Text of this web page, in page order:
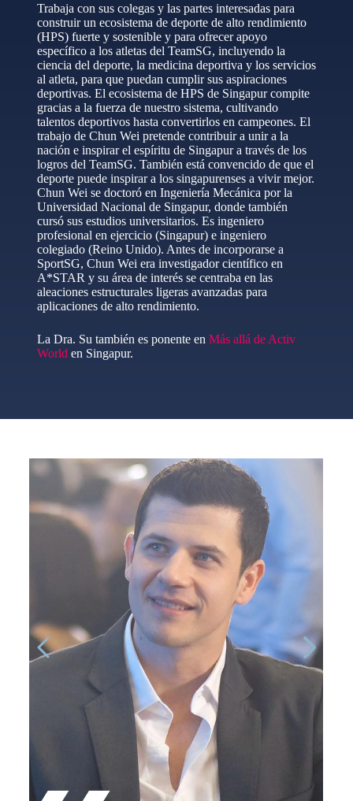
Trabaja con sus colegas y las partes interesadas para
construir un ecosistema de deporte de alto rendimiento
(HPS) fuerte y sostenible y para ofrecer apoyo
específico a los atletas del TeamSG, incluyendo la
ciencia del deporte, la medicina deportiva y los servicios
al atleta, para que puedan cumplir sus aspiraciones
deportivas. El ecosistema de HPS de Singapur compite
gracias a la fuerza de nuestro sistema, cultivando
talentos deportivos hasta convertirlos en campeones. El
trabajo de Chun Wei pretende contribuir a unir a la
nación e inspirar el espíritu de Singapur a través de los
logros del TeamSG. También está convencido de que el
deporte puede inspirar a los singapurenses a vivir mejor.
Chun Wei se doctoró en Ingeniería Mecánica por la
Universidad Nacional de Singapur, donde también
cursó sus estudios universitarios. Es ingeniero
profesional en ejercicio (Singapur) e ingeniero
colegiado (Reino Unido). Antes de incorporarse a
SportSG, Chun Wei era investigador científico en
A*STAR y su área de interés se centraba en las
aleaciones estructurales ligeras avanzadas para
aplicaciones de alto rendimiento.
La Dra. Su también es ponente en Más allá de Activ
World en Singapur.